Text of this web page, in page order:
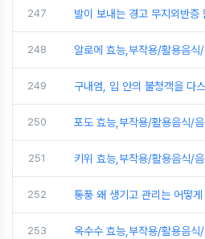
247 발이 보내는 경고 무지외반증
248 알로에 효능,부작용/활용음식
249 구내염, 입 안의 불청객을 다
250 포도 효능,부작용/활용음식/
251 키위 효능,부작용/활용음식/
252 통풍 왜 생기고 관리는 어떻
253 옥수수 효능,부작용/활용음식